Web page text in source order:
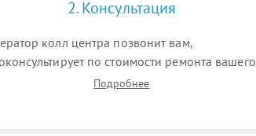
2. Консультация
колл центра позвонит вам,
по стоимости ремонта вашего
а также ответит на все ваши
Подробнее